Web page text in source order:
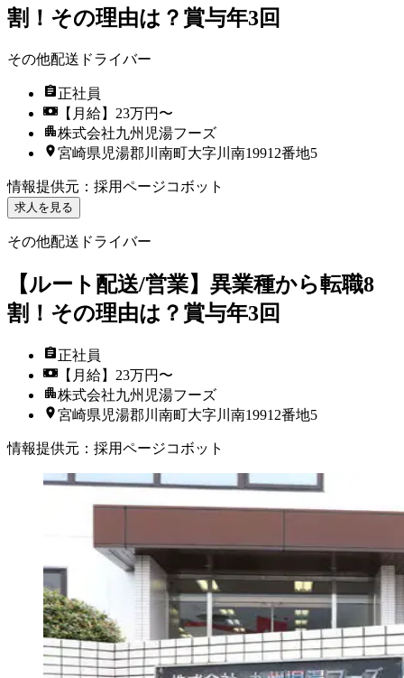
割！その理由は？賞与年3回
その他配送ドライバー
正社員
【月給】23万円〜
株式会社九州児湯フーズ
宮崎県児湯郡川南町大字川南19912番地5
情報提供元 ： 採用ページコボット
求人を見る
その他配送ドライバー
【ルート配送/営業】異業種から転職8
割！その理由は？賞与年3回
正社員
【月給】23万円〜
株式会社九州児湯フーズ
宮崎県児湯郡川南町大字川南19912番地5
情報提供元 ： 採用ページコボット